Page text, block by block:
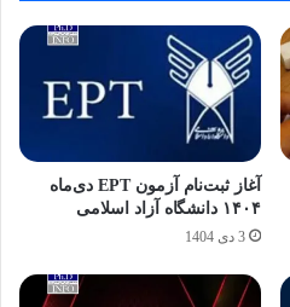
آغاز ثبت‌نام آزمون EPT دی‌ماه
۱۴۰۴ دانشگاه آزاد اسلامی
3 دی 1404